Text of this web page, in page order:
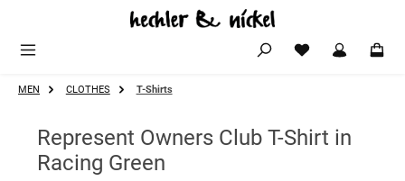
Zum Hauptinhalt springen
MEN CLOTHES T-Shirts
Represent Owners Club T-Shirt in
Racing Green